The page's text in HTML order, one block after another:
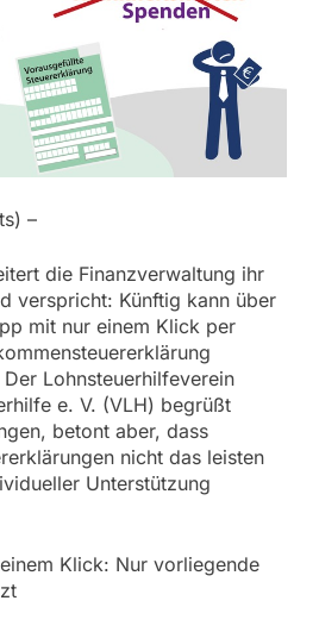
–
die Finanzverwaltung ihr
verspricht: Künftig kann über
mit nur einem Klick per
Lohnsteuerhilfeverein
e. V. (VLH) begrüßt
betont aber, dass
nicht das leisten
Unterstützung
Klick: Nur vorliegende